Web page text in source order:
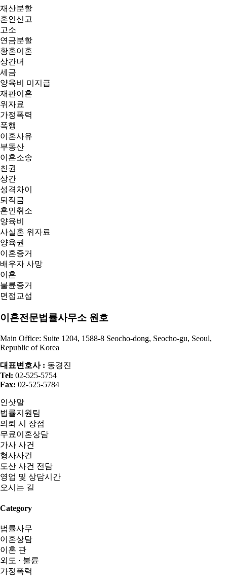
재산분할
혼인신고
고소
연금분할
황혼이혼
상간녀
세금
양육비 미지급
재판이혼
위자료
가정폭력
폭행
이혼사유
부동산
이혼소송
친권
상간
성격차이
퇴직금
혼인취소
양육비
사실혼 위자료
양육권
이혼증거
배우자 사망
이혼
불륜증거
면접교섭
이혼전문법률사무소 원호
Main Office: Suite 1204, 1588-8 Seocho-dong, Seocho-gu, Seoul,
Republic of Korea
대표변호사 : 동경진
Tel: 02-525-5754
Fax: 02-525-5784
인삿말
법률지원팀
의뢰 시 장점
무료이혼상담
가사 사건
형사사건
도산 사건 전담
영업 및 상담시간
오시는 길
Category
법률사무
이혼상담
이혼 관
외도 · 불륜
가정폭력